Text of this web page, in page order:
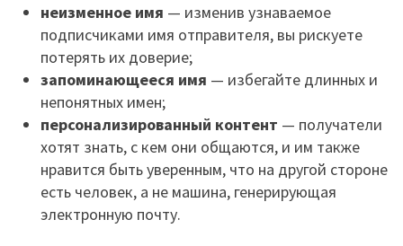
неизменное имя — изменив узнаваемое
подписчиками имя отправителя, вы рискуете
потерять их доверие;
запоминающееся имя — избегайте длинных и
непонятных имен;
персонализированный контент — получатели
хотят знать, с кем они общаются, и им также
нравится быть уверенным, что на другой стороне
есть человек, а не машина, генерирующая
электронную почту.